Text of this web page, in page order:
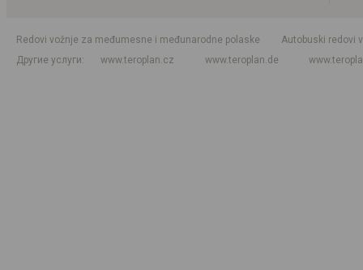
Redovi vožnje za međumesne i međunarodne polaske
Autobuski redovi
Другие услуги
www.teroplan.cz www.teroplan.de